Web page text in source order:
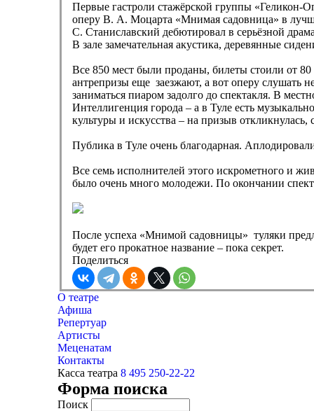
Первые гастроли стажёрской группы
оперу В. А. Моцарта «Мнимая садовница» в
С. Станиславский дебютировал в серьёзной
В зале замечательная акустика, деревянные
Все 850 мест были проданы, билеты стоили от
антрепризы еще заезжают, а вот оперу слушать
заниматься пиаром задолго до спектакля. В
Интеллигенция города – а в Туле есть
культуры и искусства – на призыв откликнулась,
Публика в Туле очень благодарная.
Все семь исполнителей этого искрометного и
было очень много молодежи. По окончании
После успеха «Мнимой садовницы» туляки
будет его прокатное название – пока секрет.
Поделиться
О театре
Афиша
Репертуар
Артисты
Меценатам
Контакты
Касса театра 8 495 250-22-22
Форма поиска
Поиск